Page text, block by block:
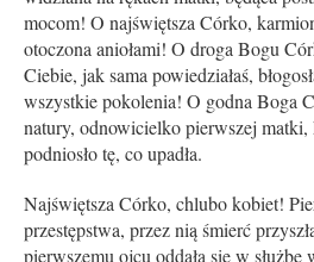
mocom! O najświętsza Córko,
otoczona aniołami! O droga Bogu
Ciebie, jak sama powiedziałaś,
wszystkie pokolenia! O godna Boga
natury, odnowicielko pierwszej
podniosło tę, co upadła.
Najświętsza Córko, chlubo kobiet!
przestępstwa, przez nią śmierć
pierwszemu ojcu oddała się w